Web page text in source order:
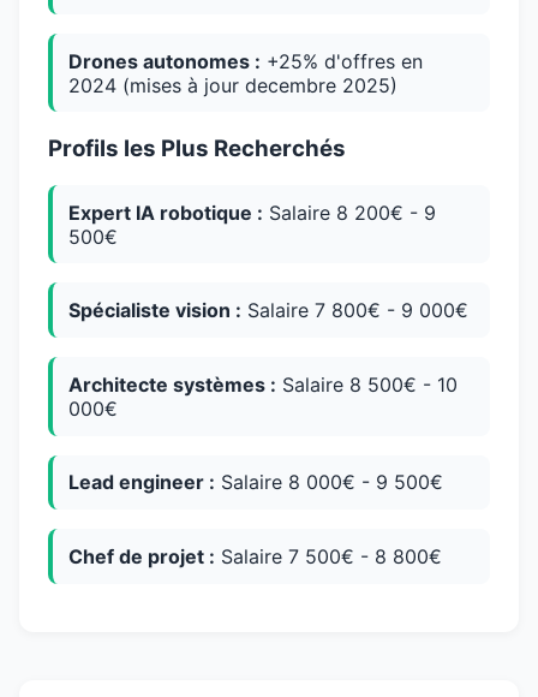
Drones autonomes : +25% d'offres en
2024 (mises à jour decembre 2025)
Profils les Plus Recherchés
Expert IA robotique : Salaire 8 200€ - 9
500€
Spécialiste vision : Salaire 7 800€ - 9 000€
Architecte systèmes : Salaire 8 500€ - 10
000€
Lead engineer : Salaire 8 000€ - 9 500€
Chef de projet : Salaire 7 500€ - 8 800€